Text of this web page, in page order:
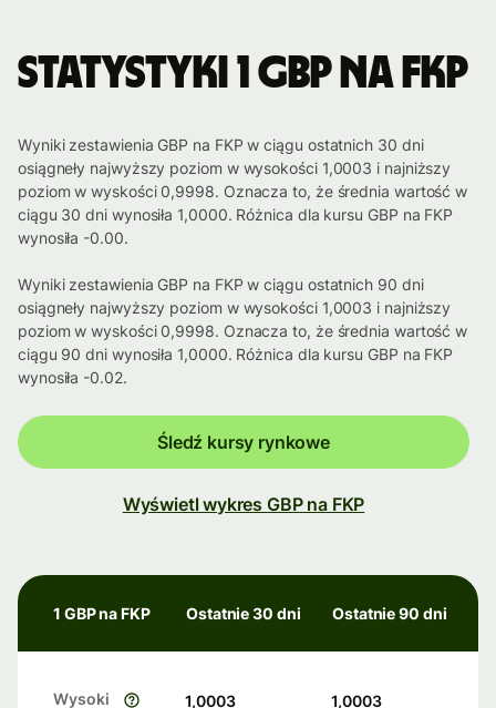
Statystyki 1 GBP na FKP
Wyniki zestawienia GBP na FKP w ciągu ostatnich 30 dni
osiągneły najwyższy poziom w wysokości 1,0003 i najniższy
poziom w wyskości 0,9998. Oznacza to, że średnia wartość w
ciągu 30 dni wynosiła 1,0000. Różnica dla kursu GBP na FKP
wynosiła -0.00.
Wyniki zestawienia GBP na FKP w ciągu ostatnich 90 dni
osiągneły najwyższy poziom w wysokości 1,0003 i najniższy
poziom w wyskości 0,9998. Oznacza to, że średnia wartość w
ciągu 90 dni wynosiła 1,0000. Różnica dla kursu GBP na FKP
wynosiła -0.02.
Śledź kursy rynkowe
Wyświetl wykres GBP na FKP
1 GBP na FKP Ostatnie 30 dni Ostatnie 90 dni
Wysoki 1,0003 1,0003